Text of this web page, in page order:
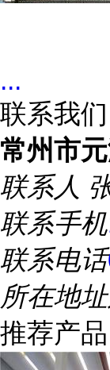
...
联系我们
常州市
联系人
联系手机
联系电话
所在地址
推荐产品